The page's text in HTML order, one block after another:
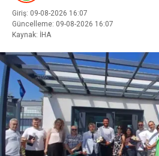
Giriş: 09-08-2026 16:07
Güncelleme: 09-08-2026 16:07
Kaynak: İHA